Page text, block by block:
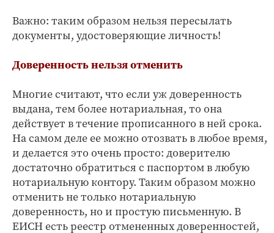
Важно: таким образом нельзя пересылать
документы, удостоверяющие личность!
Доверенность нельзя отменить
Многие считают, что если уж доверенность
выдана, тем более нотариальная, то она
действует в течение прописанного в ней срока.
На самом деле ее можно отозвать в любое время,
и делается это очень просто: доверителю
достаточно обратиться с паспортом в любую
нотариальную контору. Таким образом можно
отменить не только нотариальную
доверенность, но и простую письменную. В
ЕИСН есть реестр отмененных доверенностей,